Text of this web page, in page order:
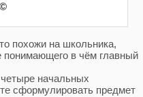
©
похожи на школьника,
понимающего в чём главный
начальных
сформулировать предмет